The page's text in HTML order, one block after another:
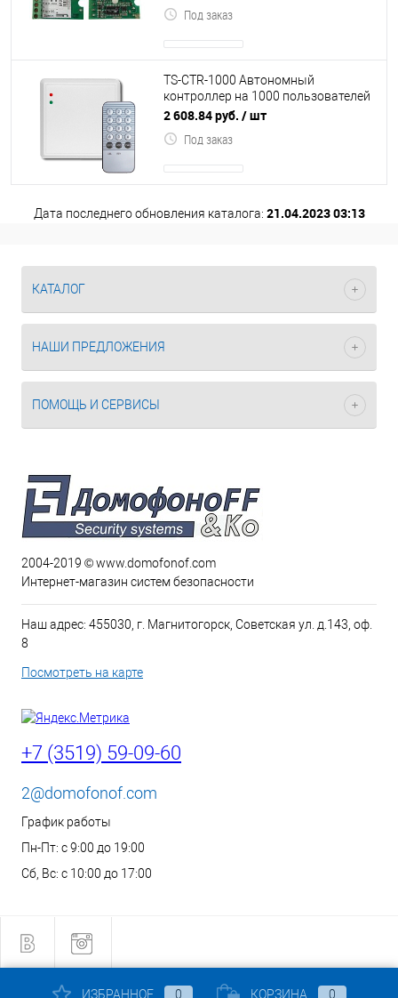
Под заказ
TS-CTR-1000 Автономный
контроллер на 1000 пользователей
в пластиковом корпусе.
2 608.84 руб. / шт
Под заказ
Дата последнего обновления каталога: 21.04.2023 03:13
КАТАЛОГ
НАШИ ПРЕДЛОЖЕНИЯ
ПОМОЩЬ И СЕРВИСЫ
2004-2019 © www.domofonof.com
Интернет-магазин систем безопасности
Наш адрес: 455030, г. Магнитогорск, Советская ул. д.143, оф.
8
Посмотреть на карте
+7 (3519) 59-09-60
2@domofonof.com
График работы
Пн-Пт: с 9:00 до 19:00
Сб, Вс: с 10:00 до 17:00
ИЗБРАННОЕ 0 КОРЗИНА 0